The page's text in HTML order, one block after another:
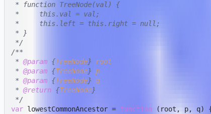
* function TreeNode(val) {
*     this.val = val;
*     this.left = this.right = null;
* }
*/
/**
* @param {TreeNode} root
* @param {TreeNode} p
* @param {TreeNode} q
* @return {TreeNode}
*/
var lowestCommonAncestor = function ( root, p, q)